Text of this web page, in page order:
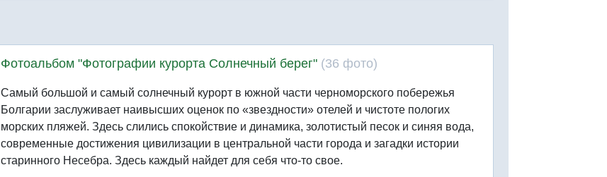
Фотоальбом "Фотографии курорта Солнечный берег" (36 фото)
Самый большой и самый солнечный курорт в южной части черноморского побережья
Болгарии заслуживает наивысших оценок по «звездности» отелей и чистоте пологих
морских пляжей. Здесь слились спокойствие и динамика, золотистый песок и синяя вода,
современные достижения цивилизации в центральной части города и загадки истории
старинного Несебра. Здесь каждый найдет для себя что-то свое.